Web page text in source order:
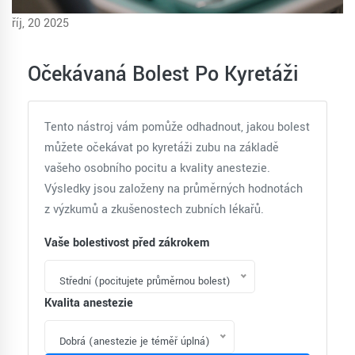
říj, 20 2025
Očekávaná Bolest Po Kyretáži
Tento nástroj vám pomůže odhadnout, jakou bolest
můžete očekávat po kyretáži zubu na základě
vašeho osobního pocitu a kvality anestezie.
Výsledky jsou založeny na průměrných hodnotách
z výzkumů a zkušenostech zubních lékařů.
Vaše bolestivost před zákrokem
Střední (pocitujete průměrnou bolest)
Kvalita anestezie
Dobrá (anestezie je téměř úplná)